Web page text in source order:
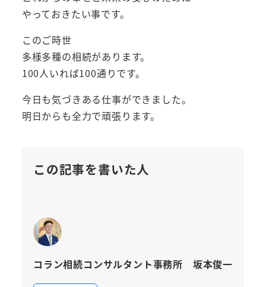
やっておきたい事です。
このご時世
多様多種の相続があります。
100人いれば100通りです。
今日も気づきある仕事ができました。
明日からも全力で頑張ります。
この記事を書いた人
コラン相続コンサルタント事務所 坂本俊一